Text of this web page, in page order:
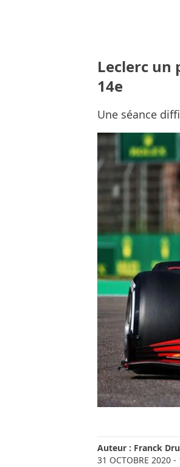
Leclerc un
14e
Une séance
Auteur : Franck
31 OCTOBRE 2020 -